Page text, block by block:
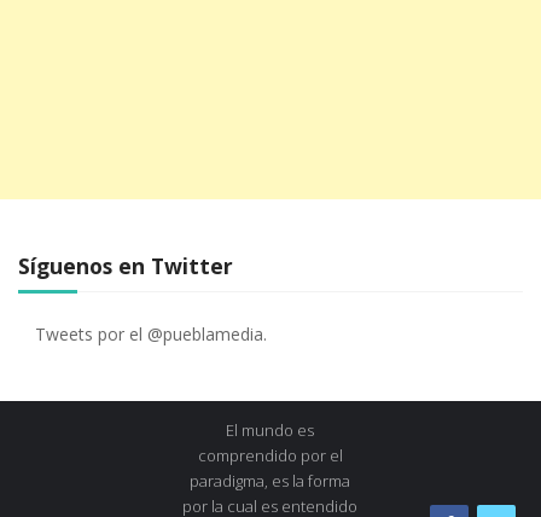
Síguenos en Twitter
Tweets por el @pueblamedia.
El mundo es
comprendido por el
paradigma, es la forma
por la cual es entendido